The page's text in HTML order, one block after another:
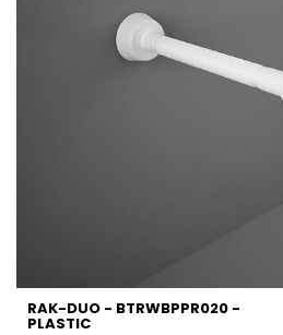
RAK-DUO - BTRWBPPR020 -
PLASTIC